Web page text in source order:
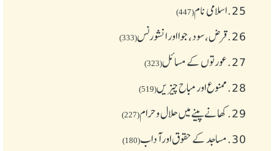
25. اسلامی نام(447)
26. قرض،سود، جوا اور انشورنس(333)
27. عورتوں کے مسائل(323)
28. ممنوع اور مباح چیز یں(519)
29. کھانے پینے میں حلال و حرام(227)
30. مساجد کے حقوق اور آداب(180)